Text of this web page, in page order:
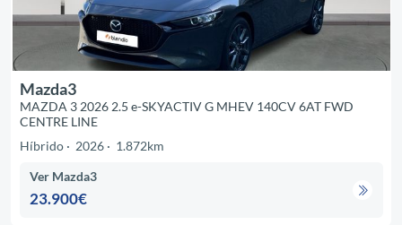
Mazda3
MAZDA 3 2026 2.5 e-SKYACTIV G MHEV 140CV 6AT FWD
CENTRE LINE
Híbrido
2026 1.872km
Ver Mazda3
23.900€